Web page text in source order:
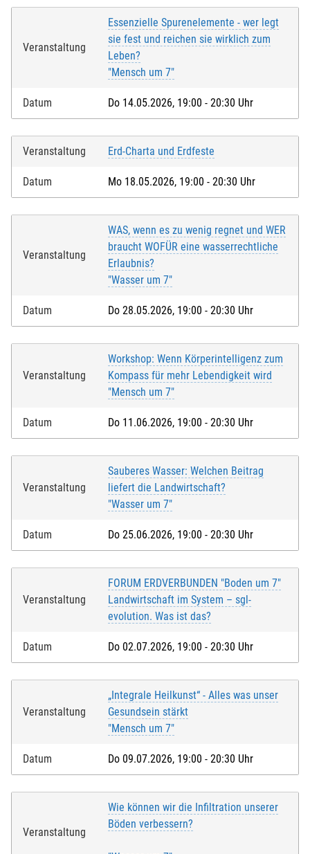
Veranstaltung
Essenzielle Spurenelemente - wer legt
sie fest und reichen sie wirklich zum
Leben?
"Mensch um 7"
Datum Do 14.05.2026, 19:00 - 20:30 Uhr
Veranstaltung Erd-Charta und Erdfeste
Datum Mo 18.05.2026, 19:00 - 20:30 Uhr
Veranstaltung
WAS, wenn es zu wenig regnet und WER
braucht WOFÜR eine wasserrechtliche
Erlaubnis?
"Wasser um 7"
Datum Do 28.05.2026, 19:00 - 20:30 Uhr
Veranstaltung
Workshop: Wenn Körperintelligenz zum
Kompass für mehr Lebendigkeit wird
"Mensch um 7"
Datum Do 11.06.2026, 19:00 - 20:30 Uhr
Veranstaltung
Sauberes Wasser: Welchen Beitrag
liefert die Landwirtschaft?
"Wasser um 7"
Datum Do 25.06.2026, 19:00 - 20:30 Uhr
Veranstaltung
FORUM ERDVERBUNDEN "Boden um 7"
Landwirtschaft im System – sgl-
evolution. Was ist das?
Datum Do 02.07.2026, 19:00 - 20:30 Uhr
Veranstaltung
„Integrale Heilkunst“ - Alles was unser
Gesundsein stärkt
"Mensch um 7"
Datum Do 09.07.2026, 19:00 - 20:30 Uhr
Veranstaltung
Wie können wir die Infiltration unserer
Böden verbessern?